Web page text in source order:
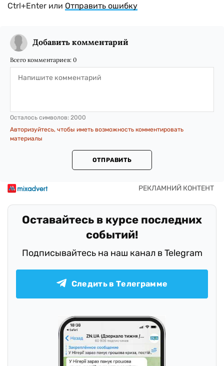
Ctrl+Enter или Отправить ошибку
Добавить комментарий
Всего комментариев: 0
Осталось символов: 2000
Авторизуйтесь, чтобы иметь возможность комментировать
материалы
ОТПРАВИТЬ
Оставайтесь в курсе последних
событий!
Подписывайтесь на наш канал в Telegram
Следить в Телеграмме